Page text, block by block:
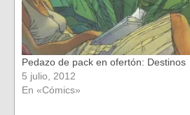
Pedazo de pack en ofertón: Destinos
5 julio, 2012
En «Cómics»